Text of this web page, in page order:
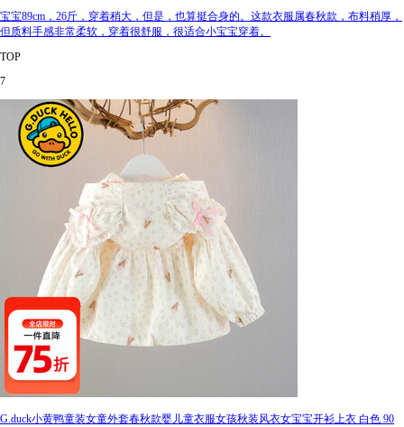
宝宝89cm，26斤，穿着稍大，但是，也算挺合身的。这款衣服属春秋款，布料稍厚，
但质料手感非常柔软，穿着很舒服，很适合小宝宝穿着。
TOP
7
G.duck小黄鸭童装女童外套春秋款婴儿童衣服女孩秋装风衣女宝宝开衫上衣 白色 90